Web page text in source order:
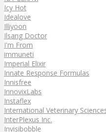
Icy Hot
Idealove
Illiyoon
Ilsang Doctor
I'm From
immuneti
Imperial Elixir
Innate Response Formulas
Innisfree
InnovixLabs
Instaflex
International Veterinary
InterPlexus Inc.
Invisibobble